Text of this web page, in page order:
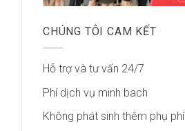
CHÚNG TÔI CAM KẾT
Hỗ trợ và tư vấn 24/7
Phí dịch vụ minh bach
Không phát sinh thêm phụ phí